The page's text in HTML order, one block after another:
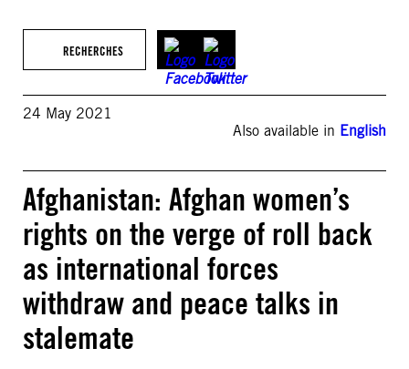
RECHERCHES
24 May 2021
Also available in English
Afghanistan: Afghan women’s
rights on the verge of roll back
as international forces
withdraw and peace talks in
stalemate